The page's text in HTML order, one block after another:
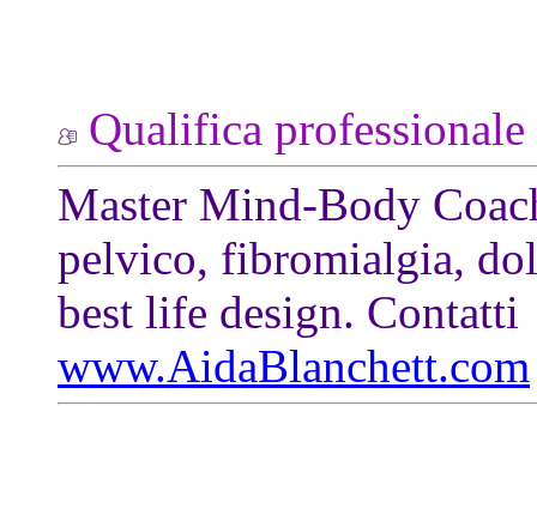
Qualifica professionale
Master Mind-Body
pelvico, fibromialgia,
best life design. Contatti
www.AidaBlanchett.com